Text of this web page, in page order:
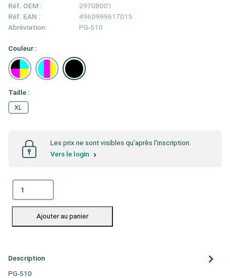
Réf. OEM :
2970B001
Réf. EAN :
4960999617015
Abréviation:
PG-510
Couleur :
Taille :
XL
Les prix ne sont visibles qu'après l'inscription.
Vers le login
Ajouter au panier
Description
PG-510